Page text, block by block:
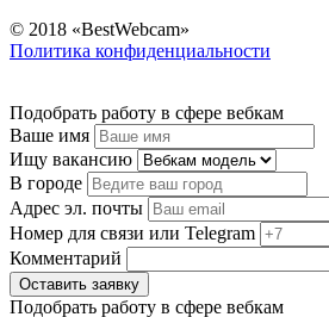
© 2018 «BestWebcam»
Политика конфиденциальности
Подобрать работу в сфере вебкам
Ваше имя
Ищу вакансию
В городе
Адрес эл. почты
Номер для связи или Telegram
Комментарий
Оставить заявку
Подобрать работу в сфере вебкам